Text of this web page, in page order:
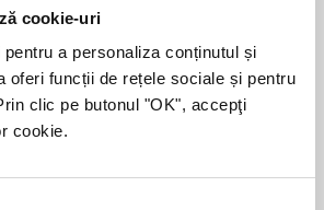
cookie-uri
a personaliza conținutul și
oferi funcții de rețele sociale și pentru
clic pe butonul "OK", accepţi
cookie.
de proiecte în
finanţare Măsura 123 –
adăugate a
şi forestiere”.
este a doua sesiune
suma alocată
mică, doar 80 mil.